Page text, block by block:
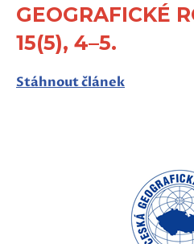
GEOGRAFICKÉ
15(5), 4–5.
Stáhnout článek